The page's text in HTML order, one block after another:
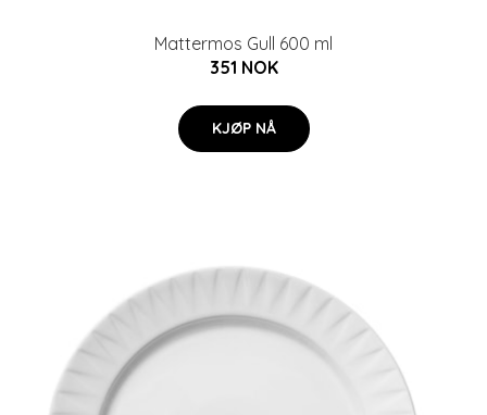
Mattermos Gull 600 ml
351 NOK
KJØP NÅ